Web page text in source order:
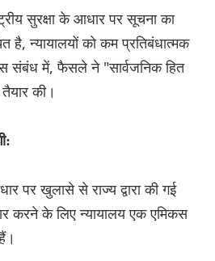
सुरक्षा के आधार पर सूचना का
है, न्यायालयों को कम प्रतिबंधात्मक
संबंध में, फैसले ने "सार्वजनिक हित
तैयार की।
पर खुलासे से राज्य द्वारा की गई
करने के लिए न्यायालय एक एमिकस